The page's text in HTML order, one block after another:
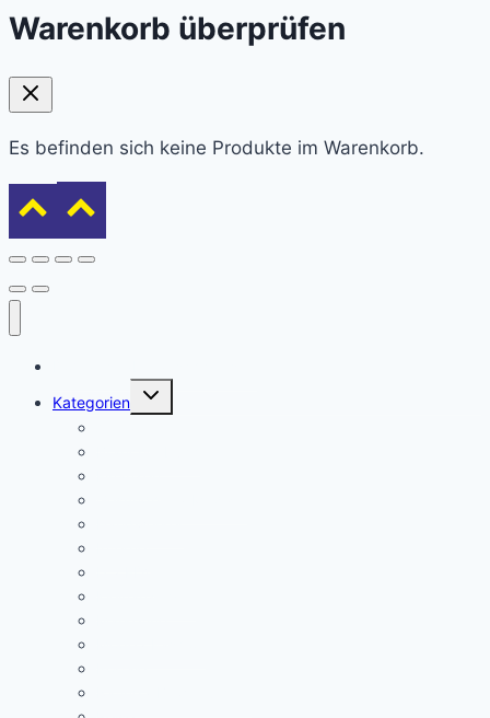
Warenkorb überprüfen
Es befinden sich keine Produkte im Warenkorb.
Kategorien
Untermenü